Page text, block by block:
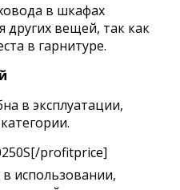
в шкафах
других вещей, так как
в гарнитуре.
в эксплуатации,
profitprice]
в использовании,